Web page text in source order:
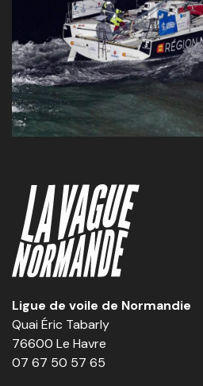
Ligue de voile de Normandie
Quai Éric Tabarly
76600 Le Havre
07 67 50 57 65